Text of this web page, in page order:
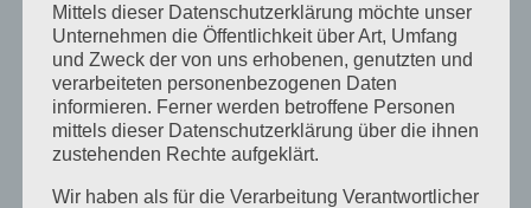
August 2024
April 2024
März 2024
Januar 2024
Dezember 2023
Mittels dieser Datenschutzerklärung möchte unser
Unternehmen die Öffentlichkeit über Art, Umfang
und Zweck der von uns erhobenen, genutzten und
verarbeiteten personenbezogenen Daten
informieren. Ferner werden betroffene Personen
mittels dieser Datenschutzerklärung über die ihnen
zustehenden Rechte aufgeklärt.
Wir haben als für die Verarbeitung Verantwortlicher